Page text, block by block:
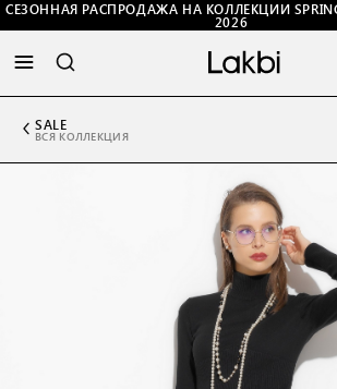
СЕЗОННАЯ РАСПРОДАЖА НА КОЛЛЕКЦИИ SPRING
2026
SALE
ВСЯ КОЛЛЕКЦИЯ